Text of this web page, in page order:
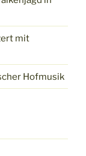
mit
Hofmusik